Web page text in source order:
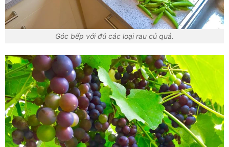
Góc bếp với đủ các loại rau củ quả.